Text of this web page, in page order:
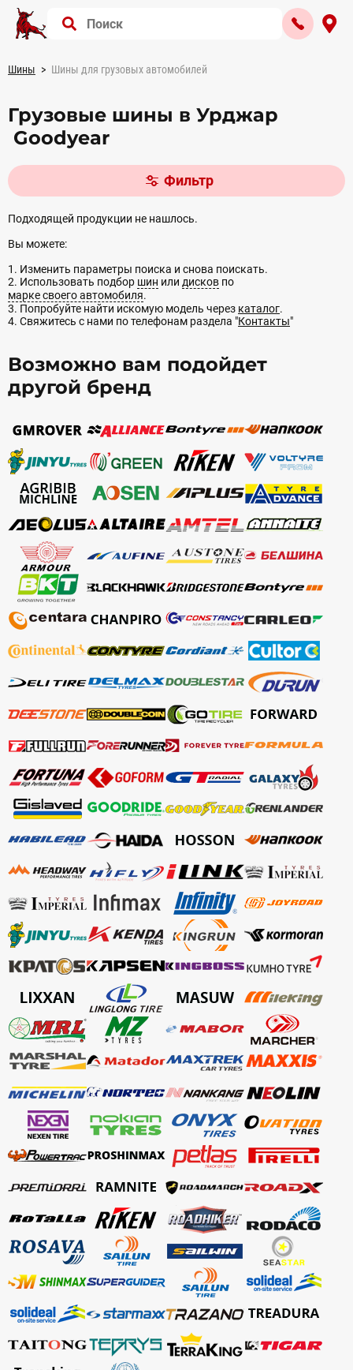
Шины Шины для грузовых автомобилей
Грузовые шины в Урджар
Goodyear
Фильтр
Подходящей продукции не нашлось.
Вы можете:
1. Изменить параметры поиска и снова поискать.
2. Использовать подбор шин или дисков по
марке своего автомобиля.
3. Попробуйте найти искомую модель через каталог.
4. Свяжитесь с нами по телефонам раздела "Контакты"
Возможно вам подойдет
другой бренд